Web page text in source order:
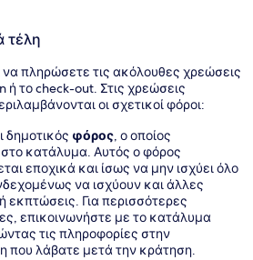
τέλη
πληρώσετε τις ακόλουθες χρεώσεις
ή το check-out. Στις χρεώσεις
οι σχετικοί φόροι:
δημοτικός φόρος, ο οποίος
στο κατάλυμα. Αυτός ο φόρος
εποχικά και ίσως να μην ισχύει όλο
να ισχύουν και άλλες
εκπτώσεις. Για περισσότερες
επικοινωνήστε με το κατάλυμα
τις πληροφορίες στην
που λάβατε μετά την κράτηση.